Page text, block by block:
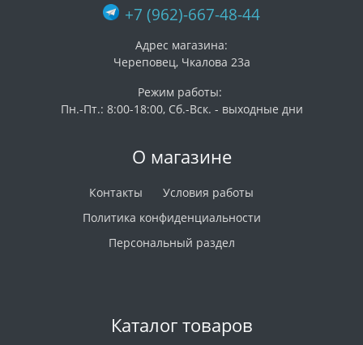
О магазине
Контакты
Условия работы
Политика конфиденциальности
Персональный раздел
Каталог товаров
+7 (962)-667-48-44
Адрес магазина:
Череповец, Чкалова 23а
Режим работы:
Пн.-Пт.: 8:00-18:00, Сб.-Вск. - выходные дни